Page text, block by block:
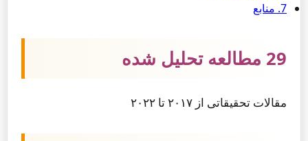
7. منابع
29 مطالعه تحلیل شده
مقالات تحقیقاتی از ۲۰۱۷ تا ۲۰۲۲